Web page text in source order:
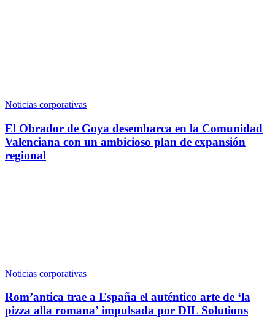
Noticias corporativas
El Obrador de Goya desembarca en la Comunidad
Valenciana con un ambicioso plan de expansión
regional
Noticias corporativas
Rom’antica trae a España el auténtico arte de ‘la
pizza alla romana’ impulsada por DIL Solutions